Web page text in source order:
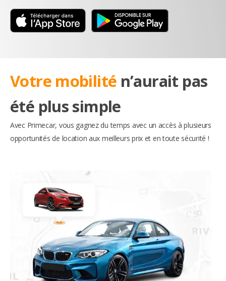
Votre mobilité n’aurait pas
été plus simple
Avec Primecar, vous gagnez du temps avec un accès à plusieurs
opportunités de location aux meilleurs prix et en toute sécurité !